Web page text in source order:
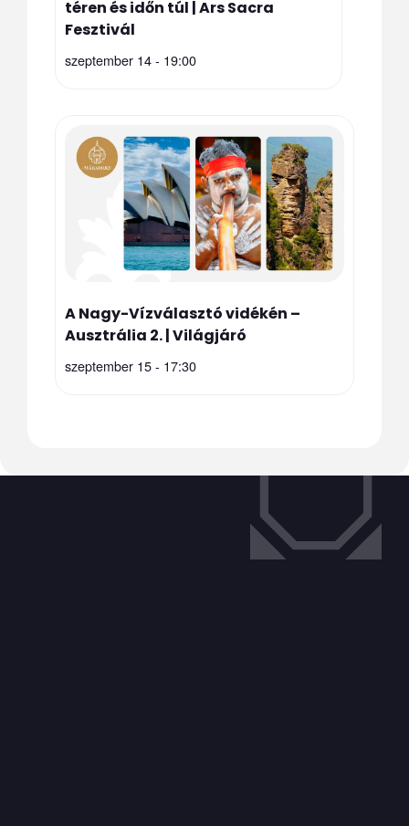
téren és időn túl | Ars Sacra
Fesztivál
szeptember 14 - 19:00
A Nagy-Vízválasztó vidékén –
Ausztrália 2. | Világjáró
szeptember 15 - 17:30